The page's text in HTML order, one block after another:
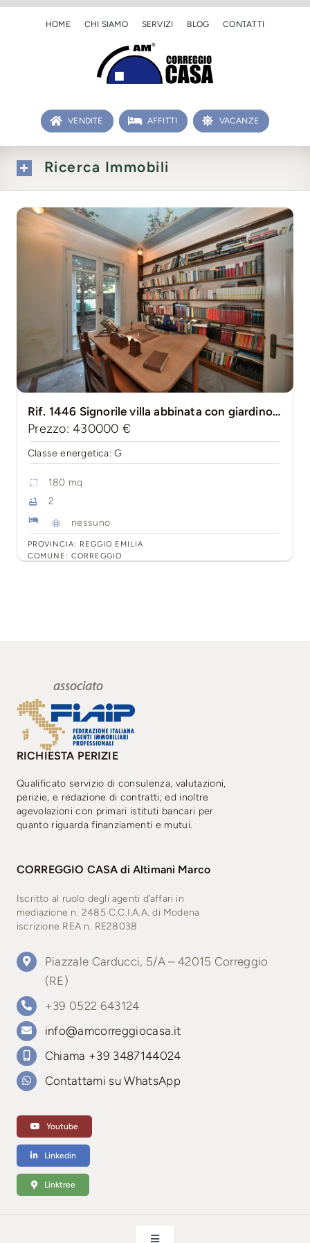
Salta
HOME CHI SIAMO SERVIZI BLOG CONTATTI
VENDITE AFFITTI VACANZE
Ricerca Immobili
Rif. 1446 Signorile villa abbinata con giardino a Correggio in zona centrale
Prezzo: 430000 €
Classe energetica: G
180 mq
2
nessuno
PROVINCIA: REGGIO EMILIA
COMUNE: CORREGGIO
RICHIESTA PERIZIE
Qualificato servizio di consulenza, valutazioni,
perizie, e redazione di contratti; ed inoltre
agevolazioni con primari istituti bancari per
quanto riguarda finanziamenti e mutui.
CORREGGIO CASA di Altimani Marco
Iscritto al ruolo degli agenti d’affari in
mediazione n. 2485 C.C.I.A.A. di Modena
iscrizione REA n. RE28038
Piazzale Carducci, 5/A – 42015 Correggio
(RE)
+39 0522 643124
info@amcorreggiocasa.it
Chiama +39 3487144024
Contattami su WhatsApp
Youtube
Linkedin
Linktree